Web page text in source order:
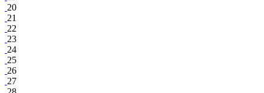
20
21
22
23
24
25
26
27